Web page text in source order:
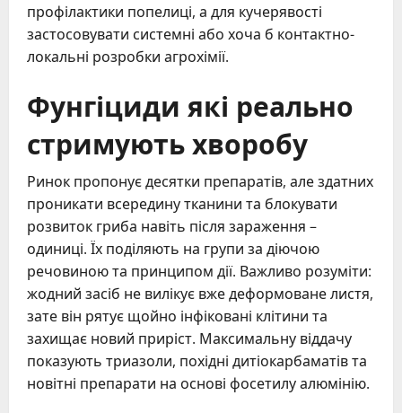
профілактики попелиці, а для кучерявості
застосовувати системні або хоча б контактно-
локальні розробки агрохімії.
Фунгіциди які реально
стримують хворобу
Ринок пропонує десятки препаратів, але здатних
проникати всередину тканини та блокувати
розвиток гриба навіть після зараження –
одиниці. Їх поділяють на групи за діючою
речовиною та принципом дії. Важливо розуміти:
жодний засіб не вилікує вже деформоване листя,
зате він рятує щойно інфіковані клітини та
захищає новий приріст. Максимальну віддачу
показують триазоли, похідні дитіокарбаматів та
новітні препарати на основі фосетилу алюмінію.